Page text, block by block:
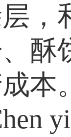
，
酥
本